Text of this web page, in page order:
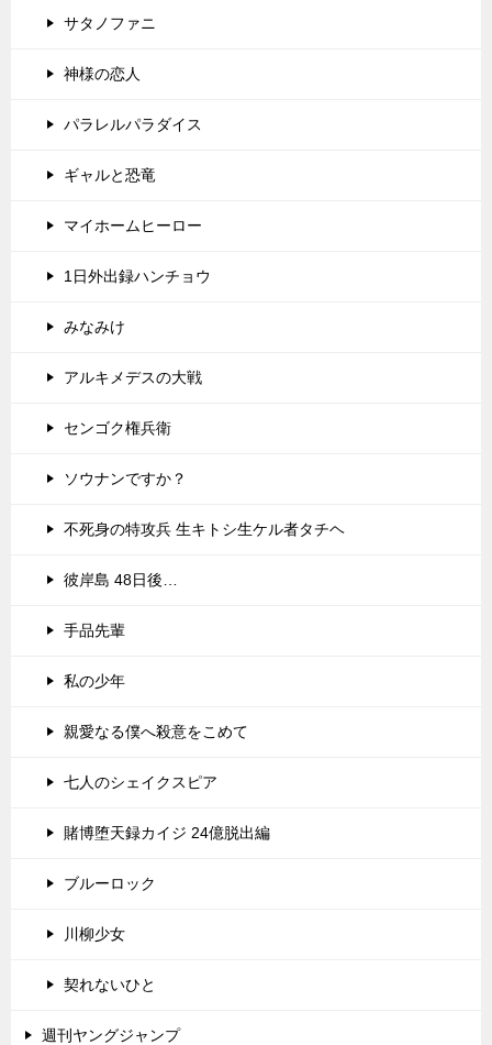
サタノファニ
神様の恋人
パラレルパラダイス
ギャルと恐竜
マイホームヒーロー
1日外出録ハンチョウ
みなみけ
アルキメデスの大戦
センゴク権兵衛
ソウナンですか？
不死身の特攻兵 生キトシ生ケル者タチヘ
彼岸島 48日後…
手品先輩
私の少年
親愛なる僕へ殺意をこめて
七人のシェイクスピア
賭博堕天録カイジ 24億脱出編
ブルーロック
川柳少女
契れないひと
週刊ヤングジャンプ